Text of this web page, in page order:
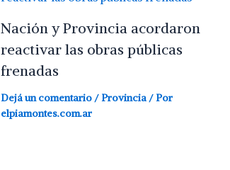
Nación y Provincia acordaron
reactivar las obras públicas
frenadas
Dejá un comentario /Provincia/ Por
elpiamontes.com.ar